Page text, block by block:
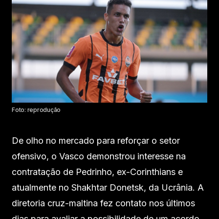
Foto: reprodução
De olho no mercado para reforçar o setor
ofensivo, o Vasco demonstrou interesse na
contratação de Pedrinho, ex-Corinthians e
atualmente no Shakhtar Donetsk, da Ucrânia. A
diretoria cruz-maltina fez contato nos últimos